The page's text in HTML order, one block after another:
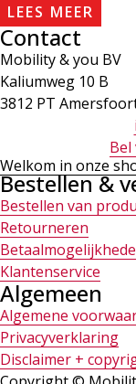
LEES MEER
Contact
Mobility & you BV
Kaliumweg 10 B
3812 PT
Bel
Welkom in onze
Bestellen &
Bestellen van
Retourneren
Klantenservice
Algemeen
Algemene
Privacyverklaring
Disclaimer +